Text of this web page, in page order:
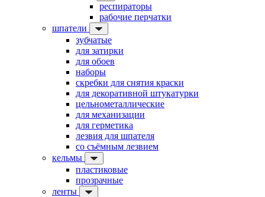
респираторы
рабочие перчатки
шпатели
зубчатые
для затирки
для обоев
наборы
скребки для снятия краски
для декоративной штукатурки
цельнометаллические
для механизации
для герметика
лезвия для шпателя
со съёмным лезвием
кельмы
пластиковые
прозрачные
ленты